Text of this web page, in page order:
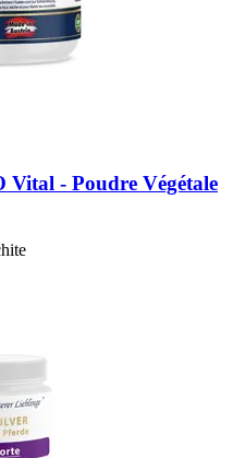
Vital -​ Poudre Végétale